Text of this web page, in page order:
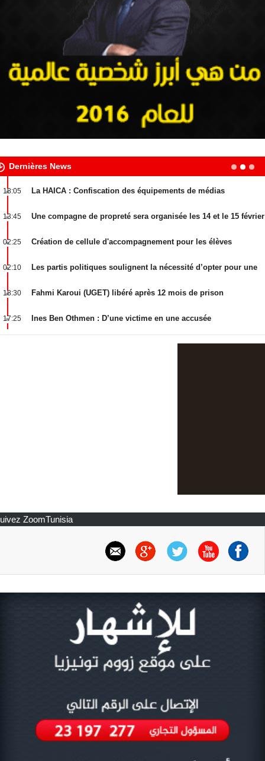
Dernières News
18:05 La HAICA : Confiscation des équipements de médias
audiovisuels qui diffuse illégalement
13:45 Une compagne de propreté sera organisée les 14 et le 15 février
à Djerba.
02:25 Création de cellule d'accompagnement pour les élèves
02:10 Les partis politiques soulignent la nécessité d’opter pour une
loi de Finances complémentaire
18:30 Fahmi Karoui (UGET) libéré après 12 mois de prison
17:25 Ines Ben Othmen : D’une victime en une accusée
ZoomTunisia